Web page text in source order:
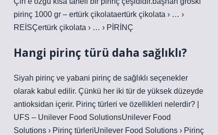
pirinç 1000 gr – ertürk çikolataertürk çikolata › … ›
REİSÇertürk çikolata › … › PİRİNÇ
Hangi pirinç türü daha sağlıklı?
Siyah pirinç ve yabani pirinç de sağlıklı seçenekler
olarak kabul edilir. Çünkü her iki tür de yüksek düzeyde
antioksidan içerir. Pirinç türleri ve özellikleri nelerdir? |
UFS – Unilever Food SolutionsUnilever Food
Solutions › Pirinç türleriUnilever Food Solutions › Pirinç